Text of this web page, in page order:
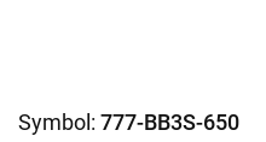
Symbol: 777-BB3S-650